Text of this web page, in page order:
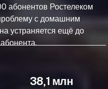
абонентов Ростелеком
с домашним
устраняется ещё до
38,1 млн